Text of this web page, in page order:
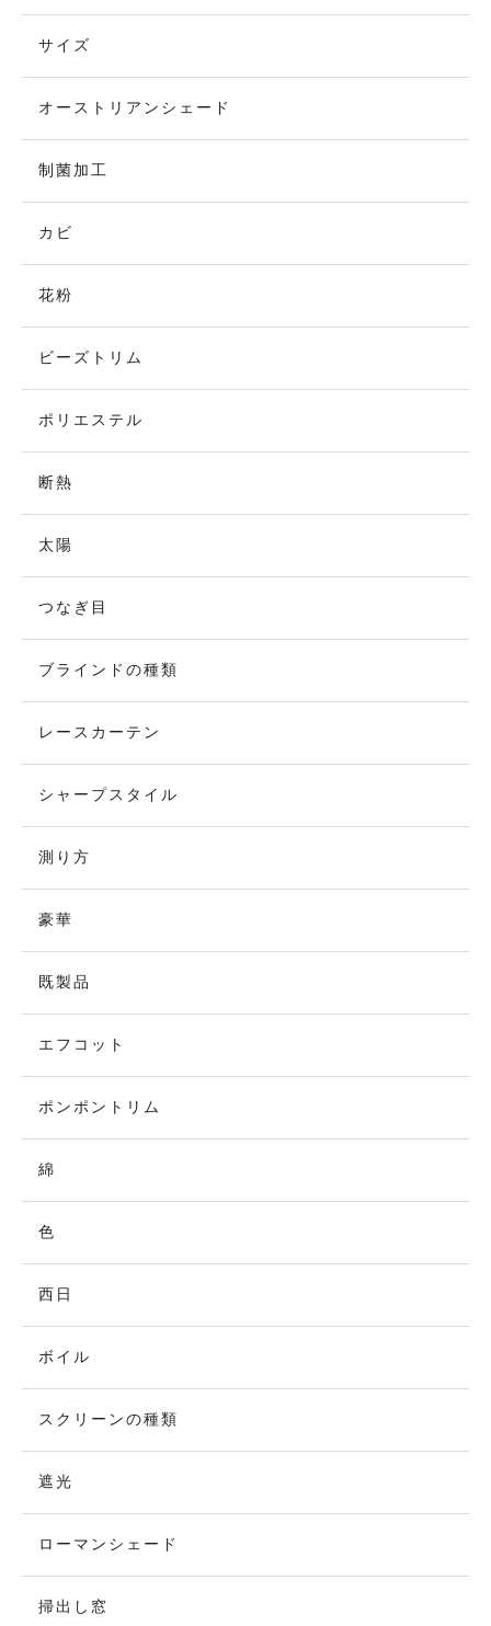
サイズ
オーストリアンシェード
制菌加工
カビ
花粉
ビーズトリム
ポリエステル
断熱
太陽
つなぎ目
ブラインドの種類
レースカーテン
シャープスタイル
測り方
豪華
既製品
エフコット
ポンポントリム
綿
色
西日
ボイル
スクリーンの種類
遮光
ローマンシェード
掃出し窓